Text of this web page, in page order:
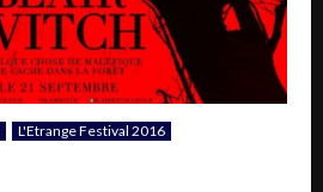
L'Etrange Festival 2016